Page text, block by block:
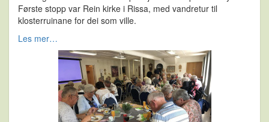
Første stopp var Rein kirke i Rissa, med vandretur til
klosterruinane for dei som ville.
Les mer…